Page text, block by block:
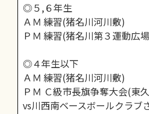
◎５,６年生
ＡＭ 練習(猪名川河川敷)
ＰＭ 練習(猪名川第３運動広
◎４年生以下
ＡＭ 練習(猪名川河川敷)
ＰＭ Ｃ級市長旗争奪大会(東
vs川西南ベースボールクラブ